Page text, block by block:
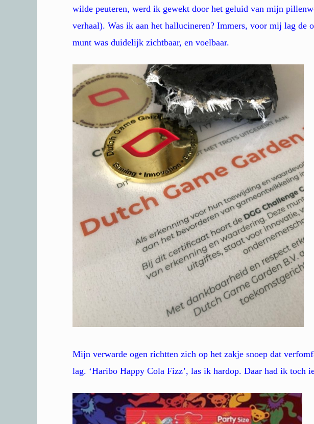
wilde peuteren, werd ik gewekt door het geluid van mijn
verhaal). Was ik aan het hallucineren? Immers, voor mij lag de
munt was duidelijk zichtbaar, en voelbaar.
Mijn verwarde ogen richtten zich op het zakje snoep dat
lag. ‘Haribo Happy Cola Fizz’, las ik hardop. Daar had ik toch